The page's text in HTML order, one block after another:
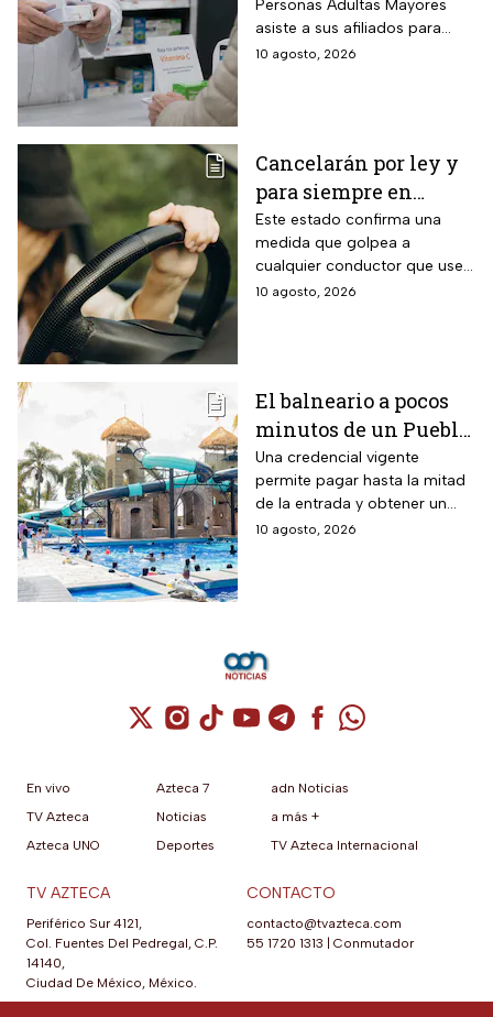
aguinaldo y Pensión
del Bienestar: paso a
paso para inscribirte y
Personas Adultas Mayores
asiste a sus afiliados para
conseguir un empleo además
10 agosto, 2026
Cancelarán por ley y
para siempre en
Jalisco la licencia de
conducir de todos los
conductores que
circulen en estos
Este estado confirma una
medida que golpea a
cualquier conductor que use
su auto particular con
10 agosto, 2026
El balneario a pocos
minutos de un Pueblo
Mágico de Querétaro
que da 50% de
descuento a mayores
de 60 años y 30% a
Una credencial vigente
permite pagar hasta la mitad
de la entrada y obtener un
descuento adicional para
10 agosto, 2026
Cuenta de X / Twitter (se abre en una
Cuenta de Instagram (se abre en una
Cuenta de TikTok (se abre en
Cuenta de YouTube (se abre
Cuenta de Telegram (se
Cuenta de
Cuenta de
En vivo
TV Azteca
Azteca UNO
Azteca 7
Noticias
Deportes
adn Noticias
a más +
TV Azteca Internacional
TV AZTECA
Periférico Sur 4121,
Col. Fuentes Del Pedregal, C.P.
14140,
Ciudad De México, México.
CONTACTO
contacto@tvazteca.com
55 1720 1313
Conmutador